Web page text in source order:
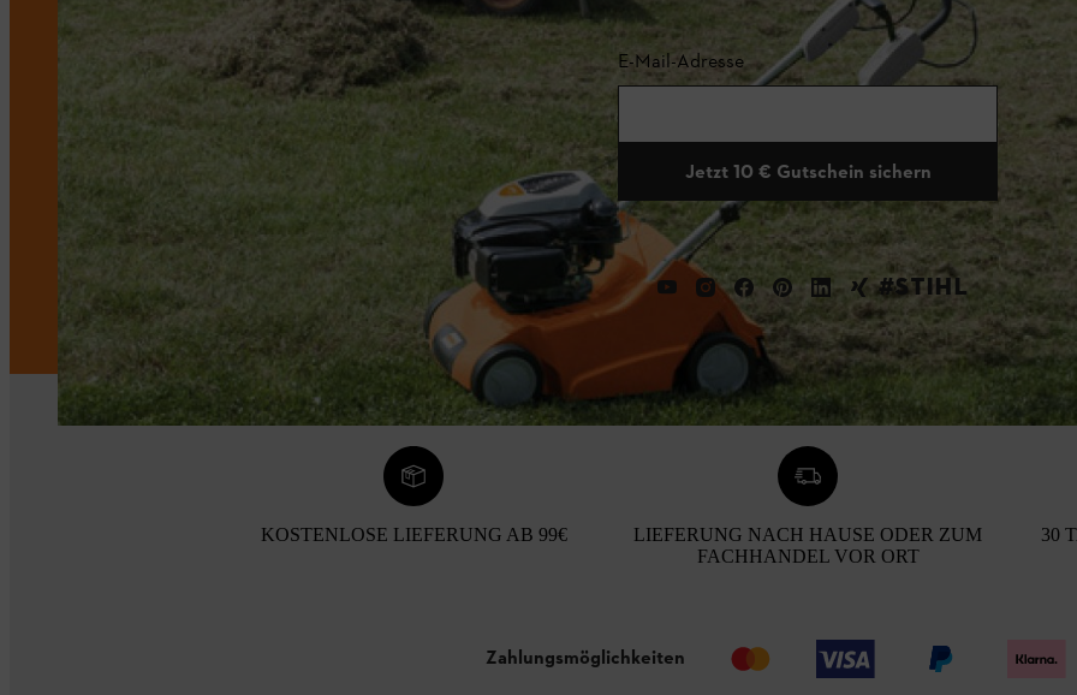
E-Mail-Adresse
Jetzt 10 € Gutschein sichern
#STIHL
KOSTENLOSE LIEFERUNG AB 99€
LIEFERUNG NACH HAUSE ODER ZUM
FACHHANDEL VOR ORT
30
Zahlungsmöglichkeiten